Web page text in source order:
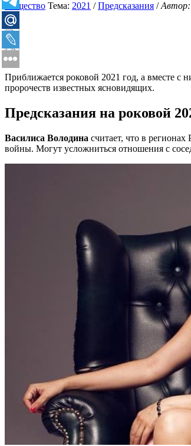
Общество Тема: 2021 /Предсказания /Автор:
Приближается роковой 2021 год, а вместе с
пророчеств известных ясновидящих.
Предсказания на роковой
Василиса Володина считает, что в
войны. Могут усложниться отношения с